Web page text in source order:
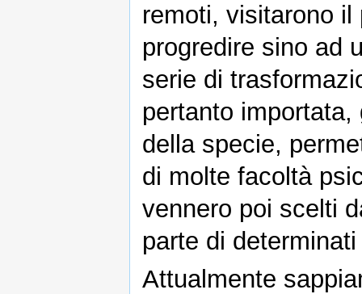
remoti, visitarono
progredire sino ad
serie di
pertanto
della specie,
di molte facoltà
vennero poi scelti
parte di
Attualmente